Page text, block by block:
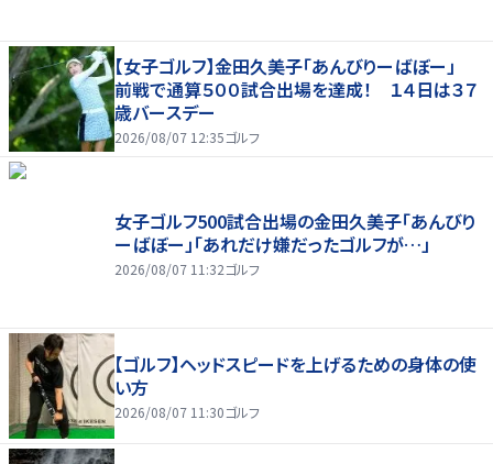
【女子ゴルフ】金田久美子「あんびりーばぼー」
前戦で通算５００試合出場を達成！ １４日は３７
歳バースデー
2026/08/07 12:35ゴルフ
女子ゴルフ500試合出場の金田久美子「あんびり
ーばぼー」「あれだけ嫌だったゴルフが…」
2026/08/07 11:32ゴルフ
【ゴルフ】ヘッドスピードを上げるための身体の使
い方
2026/08/07 11:30ゴルフ